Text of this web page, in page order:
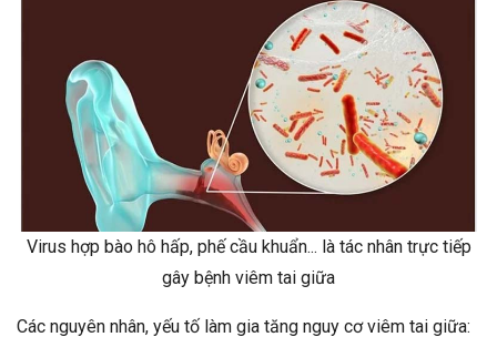
Virus hợp bào hô hấp, phế cầu khuẩn... là tác nhân trực tiếp
gây bệnh viêm tai giữa
Các nguyên nhân, yếu tố làm gia tăng nguy cơ viêm tai giữa: